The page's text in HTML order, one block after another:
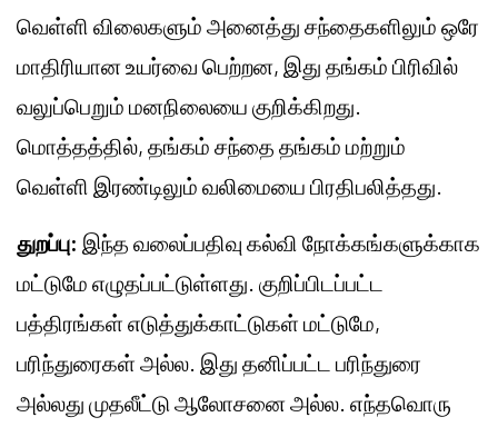
வெள்ளி விலைகளும் அனைத்து சந்தைகளிலும் ஒரே
மாதிரியான உயர்வை பெற்றன, இது தங்கம் பிரிவில்
வலுப்பெறும் மனநிலையை குறிக்கிறது.
மொத்தத்தில், தங்கம் சந்தை தங்கம் மற்றும்
வெள்ளி இரண்டிலும் வலிமையை பிரதிபலித்தது.
துறப்பு: இந்த வலைப்பதிவு கல்வி நோக்கங்களுக்காக
மட்டுமே எழுதப்பட்டுள்ளது. குறிப்பிடப்பட்ட
பத்திரங்கள் எடுத்துக்காட்டுகள் மட்டுமே,
பரிந்துரைகள் அல்ல. இது தனிப்பட்ட பரிந்துரை
அல்லது முதலீட்டு ஆலோசனை அல்ல. எந்தவொரு